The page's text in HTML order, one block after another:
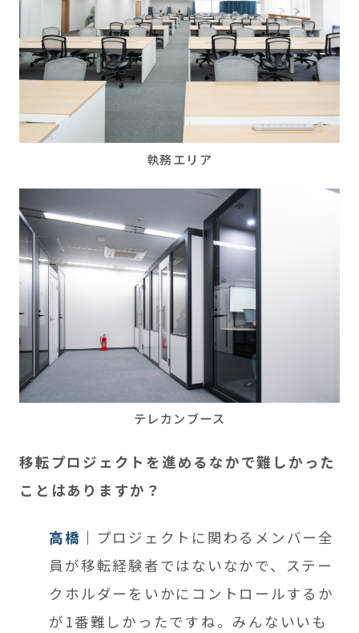
執務エリア
テレカンブース
移転プロジェクトを進めるなかで難しかった
ことはありますか？
高橋
プロジェクトに関わるメンバー全
員が移転経験者ではないなかで、ステー
クホルダーをいかにコントロールするか
が1番難しかったですね。みんないいも